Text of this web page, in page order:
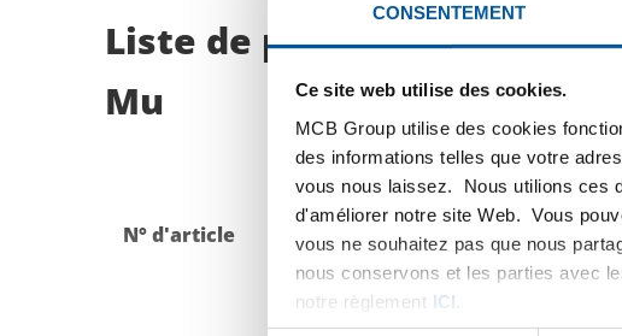
CONSENTEMENT
Ce site web utilise des cookies.
MCB Group utilise des cookies
des informations telles que votre
vous nous laissez. Nous utilions ces
d'améliorer notre site Web. Vous
vous ne souhaitez pas que nous
nous conservons et les parties avec
notre règlement ICI
Liste de prix bruts: Tôle/
Mu
N° d'article Description